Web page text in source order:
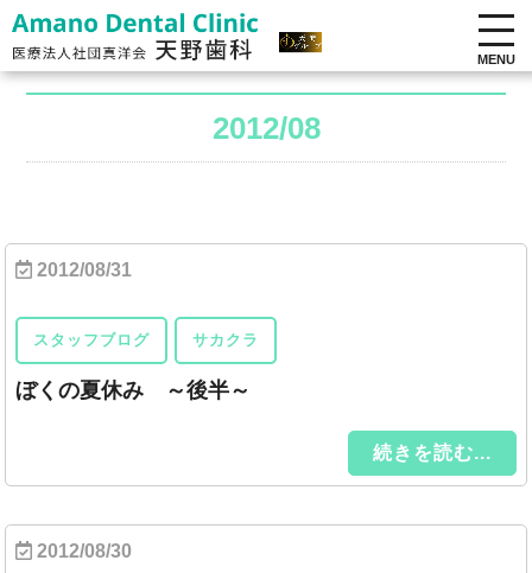
MENU
2012/08
2012/08/31
スタッフブログ サカクラ
ぼくの夏休み ～後半～
続きを読む...
2012/08/30